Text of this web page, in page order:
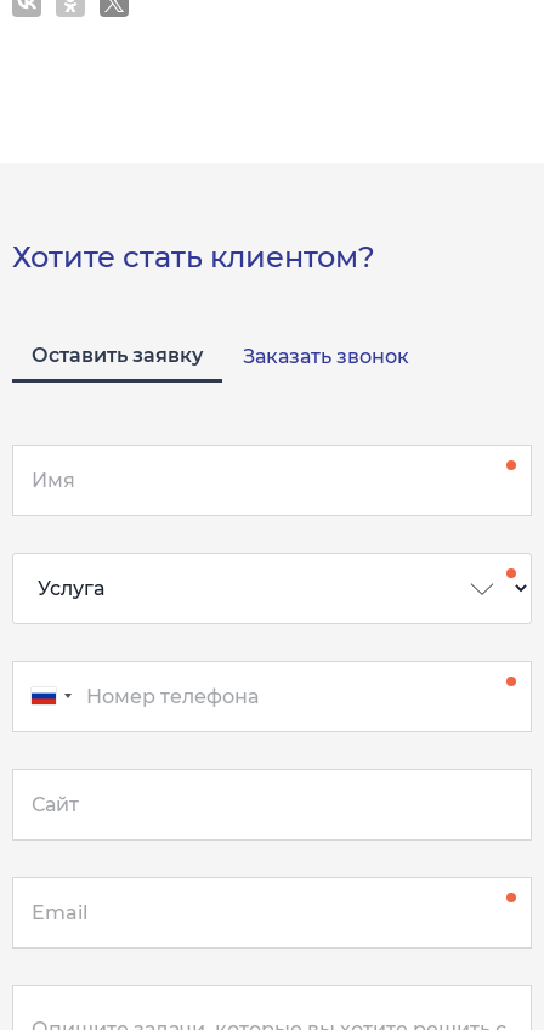
Хотите стать клиентом?
Оставить заявку Заказать звонок